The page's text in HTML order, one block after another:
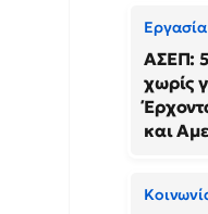
Εργασία
ΑΣΕΠ:
χωρίς
και